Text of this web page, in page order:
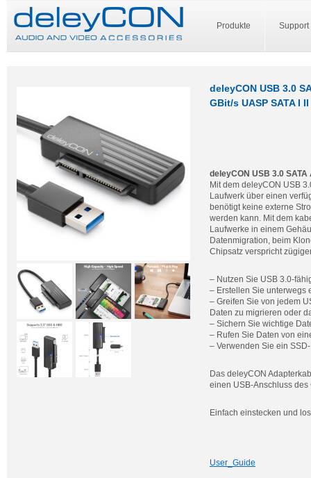
Produkte Support
deleyCON USB 3.0
GBit/s UASP SATA I
deleyCON USB 3.0
Mit dem deleyCON USB
Laufwerk über einen
benötigt keine externe
werden kann. Mit dem
Laufwerke in einem
Datenmigration, beim
Chipsatz verspricht
– Nutzen Sie USB 3.0-
– Erstellen Sie unterwegs
– Greifen Sie von jedem
Daten zu migrieren oder
– Sichern Sie wichtige
– Rufen Sie Daten von
– Verwenden Sie ein
Das deleyCON
einen USB-Anschluss
Einfach einstecken und
User_Guide